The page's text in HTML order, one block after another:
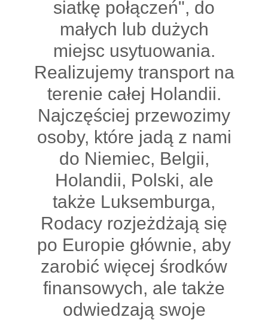
siatkę połączeń", do
małych lub dużych
miejsc usytuowania.
Realizujemy transport na
terenie całej Holandii.
Najczęściej przewozimy
osoby, które jadą z nami
do Niemiec, Belgii,
Holandii, Polski, ale
także Luksemburga,
Rodacy rozjeżdżają się
po Europie głównie, aby
zarobić więcej środków
finansowych, ale także
odwiedzają swoje